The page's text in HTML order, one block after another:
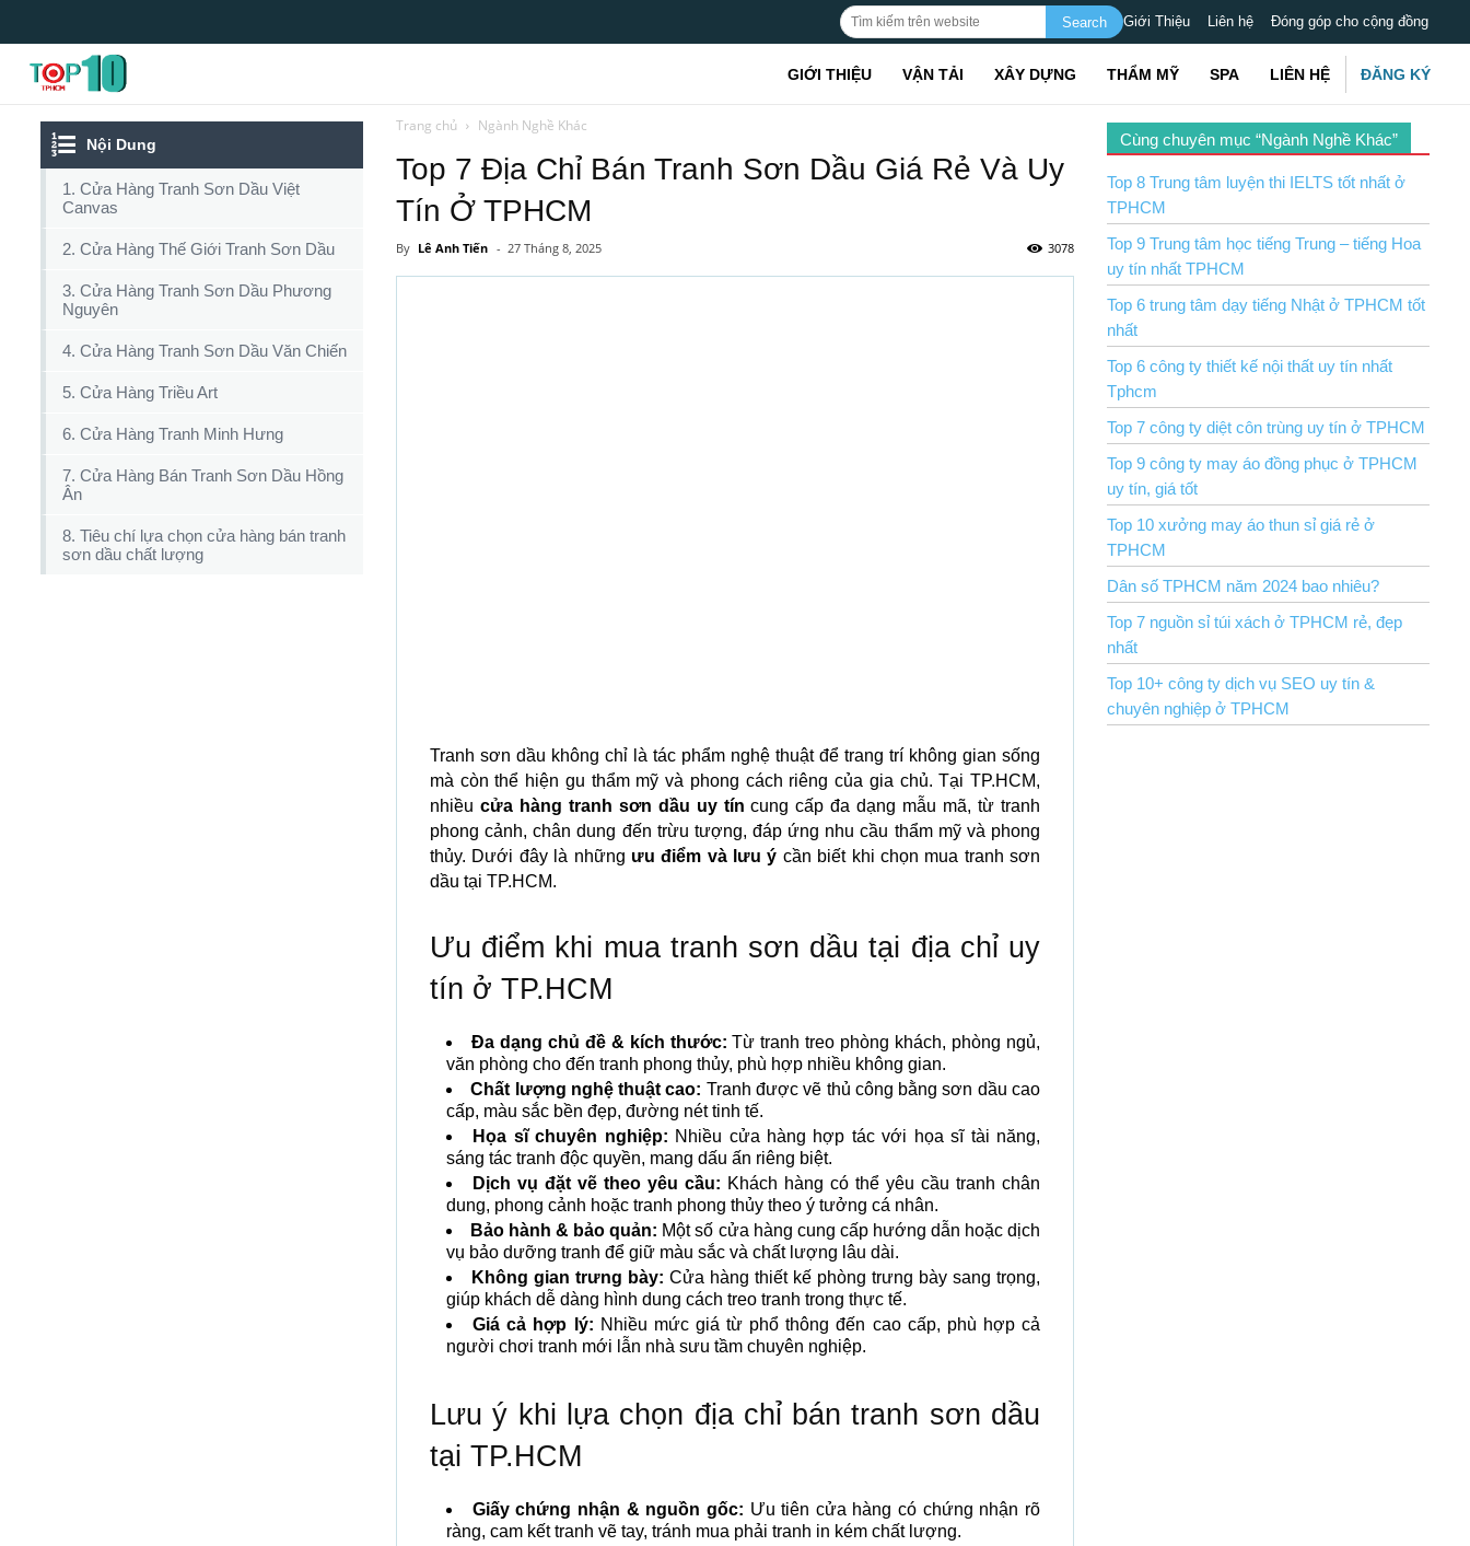
Giới Thiệu Liên hệ Đóng góp cho cộng đồng
Top10tphcm
GIỚI THIỆU VẬN TẢI XÂY DỰNG THẨM MỸ SPA LIÊN HỆ ĐĂNG KÝ
Nội Dung
1. Cửa Hàng Tranh Sơn Dầu Việt
Canvas
2. Cửa Hàng Thế Giới Tranh Sơn Dầu
3. Cửa Hàng Tranh Sơn Dầu Phương
Nguyên
4. Cửa Hàng Tranh Sơn Dầu Văn Chiến
5. Cửa Hàng Triều Art
6. Cửa Hàng Tranh Minh Hưng
7. Cửa Hàng Bán Tranh Sơn Dầu Hồng
Ân
8. Tiêu chí lựa chọn cửa hàng bán tranh
sơn dầu chất lượng
Trang chủ Ngành Nghề Khác
Top 7 Địa Chỉ Bán Tranh Sơn Dầu Giá Rẻ Và Uy
Tín Ở TPHCM
By Lê Anh Tiến - 27 Tháng 8, 2025 3078
Tranh sơn dầu không chỉ là tác phẩm nghệ thuật để trang trí không gian sống
mà còn thể hiện gu thẩm mỹ và phong cách riêng của gia chủ. Tại TP.HCM,
nhiều cửa hàng tranh sơn dầu uy tín cung cấp đa dạng mẫu mã, từ tranh
phong cảnh, chân dung đến trừu tượng, đáp ứng nhu cầu thẩm mỹ và phong
thủy. Dưới đây là những ưu điểm và lưu ý cần biết khi chọn mua tranh sơn
dầu tại TP.HCM.
Ưu điểm khi mua tranh sơn dầu tại địa chỉ uy
tín ở TP.HCM
Đa dạng chủ đề & kích thước: Từ tranh treo phòng khách, phòng ngủ,
văn phòng cho đến tranh phong thủy, phù hợp nhiều không gian.
Chất lượng nghệ thuật cao: Tranh được vẽ thủ công bằng sơn dầu cao
cấp, màu sắc bền đẹp, đường nét tinh tế.
Họa sĩ chuyên nghiệp: Nhiều cửa hàng hợp tác với họa sĩ tài năng,
sáng tác tranh độc quyền, mang dấu ấn riêng biệt.
Dịch vụ đặt vẽ theo yêu cầu: Khách hàng có thể yêu cầu tranh chân
dung, phong cảnh hoặc tranh phong thủy theo ý tưởng cá nhân.
Bảo hành & bảo quản: Một số cửa hàng cung cấp hướng dẫn hoặc dịch
vụ bảo dưỡng tranh để giữ màu sắc và chất lượng lâu dài.
Không gian trưng bày: Cửa hàng thiết kế phòng trưng bày sang trọng,
giúp khách dễ dàng hình dung cách treo tranh trong thực tế.
Giá cả hợp lý: Nhiều mức giá từ phổ thông đến cao cấp, phù hợp cả
người chơi tranh mới lẫn nhà sưu tầm chuyên nghiệp.
Lưu ý khi lựa chọn địa chỉ bán tranh sơn dầu
tại TP.HCM
Giấy chứng nhận & nguồn gốc: Ưu tiên cửa hàng có chứng nhận rõ
ràng, cam kết tranh vẽ tay, tránh mua phải tranh in kém chất lượng.
Cùng chuyên mục “Ngành Nghề Khác”
Top 8 Trung tâm luyện thi IELTS tốt nhất ở
TPHCM
Top 9 Trung tâm học tiếng Trung – tiếng Hoa
uy tín nhất TPHCM
Top 6 trung tâm dạy tiếng Nhật ở TPHCM tốt
nhất
Top 6 công ty thiết kế nội thất uy tín nhất
Tphcm
Top 7 công ty diệt côn trùng uy tín ở TPHCM
Top 9 công ty may áo đồng phục ở TPHCM
uy tín, giá tốt
Top 10 xưởng may áo thun sỉ giá rẻ ở
TPHCM
Dân số TPHCM năm 2024 bao nhiêu?
Top 7 nguồn sỉ túi xách ở TPHCM rẻ, đẹp
nhất
Top 10+ công ty dịch vụ SEO uy tín &
chuyên nghiệp ở TPHCM